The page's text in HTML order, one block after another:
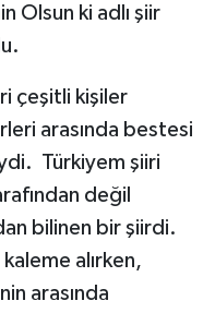
Olsun ki adlı şiir
çeşitli kişiler
arasında bestesi
Türkiyem şiiri
değil
bilinen bir şiirdi.
alırken,
arasında